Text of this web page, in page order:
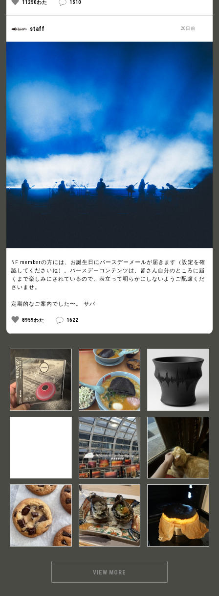
11250わた 1510
20日前
staff
NF memberの方には、お誕生日にバースデーメールが届きます（設定を確
認してくださいね）。バースデーコンテンツは、皆さん自分のところに届
くまで楽しみにされているので、表立って明らかにしないようご配慮くだ
さいませ。
定期的なご案内でした〜。 サバ
8959わた 1622
VIEW MORE